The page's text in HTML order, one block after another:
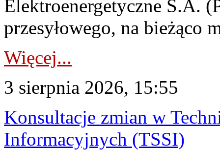
Elektroenergetyczne S.A.
przesyłowego, na bieżąco
Więcej...
3 sierpnia 2026, 15:55
Konsultacje zmian w
Informacyjnych (TSSI)